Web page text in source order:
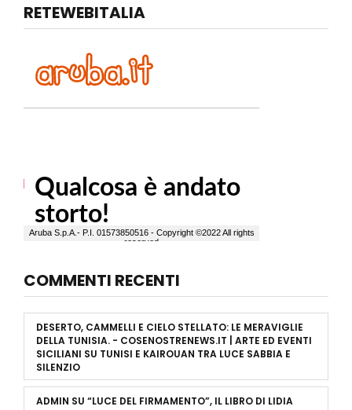
RETEWEBITALIA
COMMENTI RECENTI
DESERTO, CAMMELLI E CIELO STELLATO: LE MERAVIGLIE
DELLA TUNISIA. - COSENOSTRENEWS.IT | ARTE ED EVENTI
SICILIANI SU TUNISI E KAIROUAN TRA LUCE SABBIA E
SILENZIO
ADMIN SU “LUCE DEL FIRMAMENTO”, IL LIBRO DI LIDIA